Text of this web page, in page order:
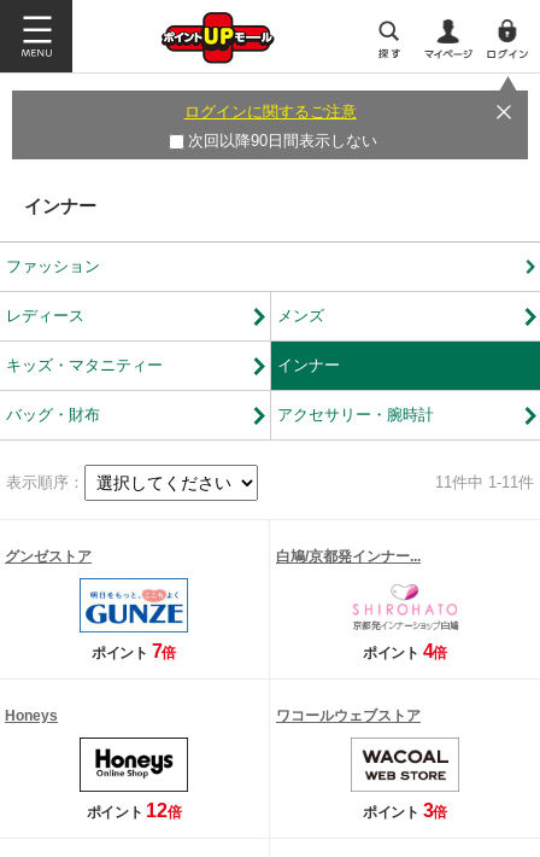
ログインに関するご注意
次回以降90日間表示しない
インナー
ファッション
レディース メンズ
キッズ・マタニティー インナー
バッグ・財布 アクセサリー・腕時計
表示順序： 11件中 1-11件
グンゼストア
ポイント 7倍
白鳩/京都発インナー...
ポイント 4倍
Honeys
ポイント 12倍
ワコールウェブストア
ポイント 3倍